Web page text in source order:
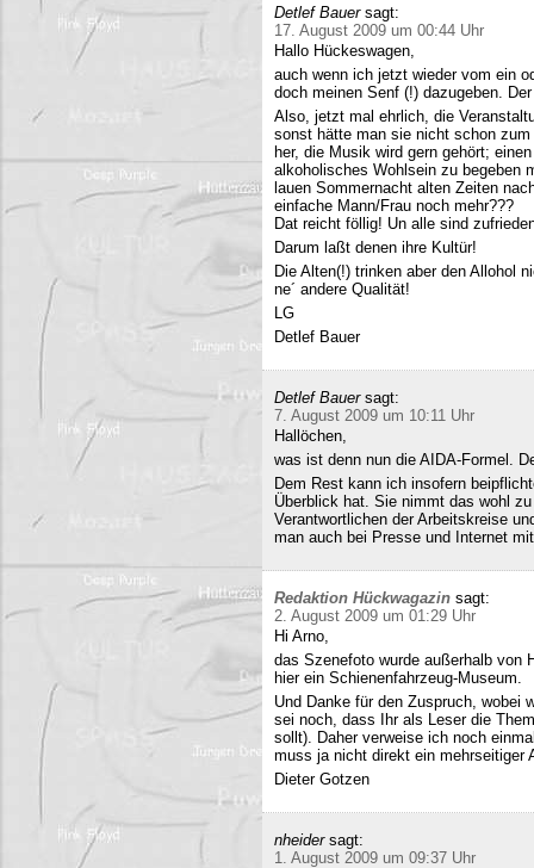
Detlef Bauer sagt:
17. August 2009 um 00:44 Uhr
Hallo Hückeswagen,
auch wenn ich jetzt wieder vom ein
doch meinen Senf (!) dazugeben.
Also, jetzt mal ehrlich, die
sonst hätte man sie nicht schon
her, die Musik wird gern gehört;
alkoholisches Wohlsein zu begeben
lauen Sommernacht alten Zeiten
einfache Mann/Frau noch mehr???
Dat reicht föllig! Un alle sind
Darum laßt denen ihre Kultür!
Die Alten(!) trinken aber den Allohol
ne´ andere Qualität!
LG
Detlef Bauer
Detlef Bauer sagt:
7. August 2009 um 10:11 Uhr
Hallöchen,
was ist denn nun die AIDA-Formel.
Dem Rest kann ich insofern
Überblick hat. Sie nimmt das wohl
Verantwortlichen der Arbeitskreise
man auch bei Presse und Internet
Redaktion Hückwagazin sagt:
2. August 2009 um 01:29 Uhr
Hi Arno,
das Szenefoto wurde außerhalb von
hier ein Schienenfahrzeug-Museum.
Und Danke für den Zuspruch, wobei
sei noch, dass Ihr als Leser die
sollt). Daher verweise ich noch
muss ja nicht direkt ein mehrseitiger
Dieter Gotzen
nheider sagt:
1. August 2009 um 09:37 Uhr